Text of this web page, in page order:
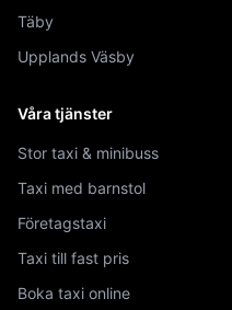
Täby
Upplands Väsby
Våra tjänster
Stor taxi & minibuss
Taxi med barnstol
Företagstaxi
Taxi till fast pris
Boka taxi online